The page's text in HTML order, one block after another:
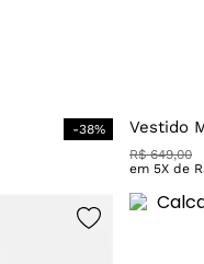
-38%
Vestido
R$ 649,00
em 5X de